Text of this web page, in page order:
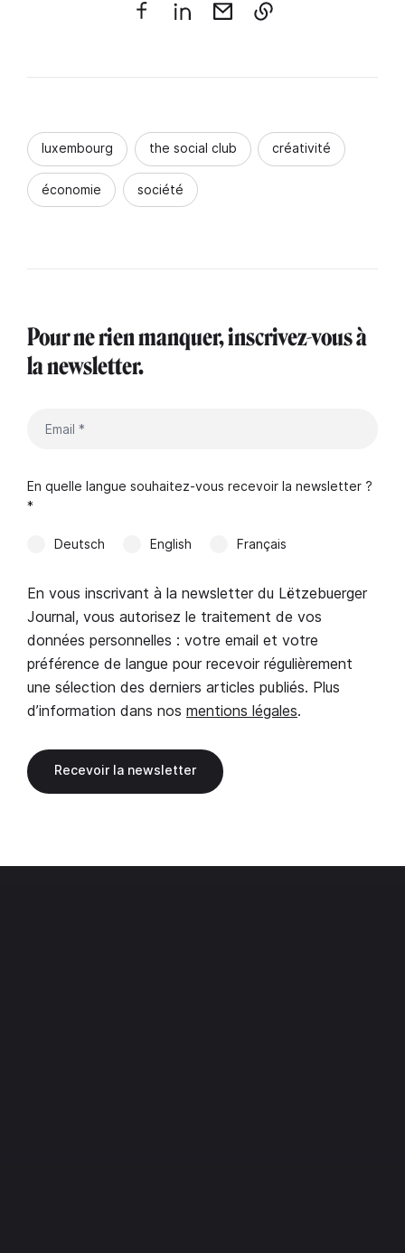
luxembourg the social club créativité
économie société
Pour ne rien manquer, inscrivez-vous à
la newsletter.
En quelle langue souhaitez-vous recevoir la newsletter ?
*
Deutsch English Français
En vous inscrivant à la newsletter du Lëtzebuerger
Journal, vous autorisez le traitement de vos
données personnelles : votre email et votre
préférence de langue pour recevoir régulièrement
une sélection des derniers articles publiés. Plus
d’information dans nos mentions légales.